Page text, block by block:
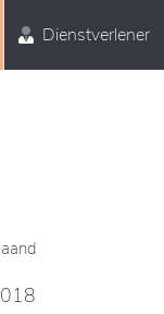
Dienstverlener